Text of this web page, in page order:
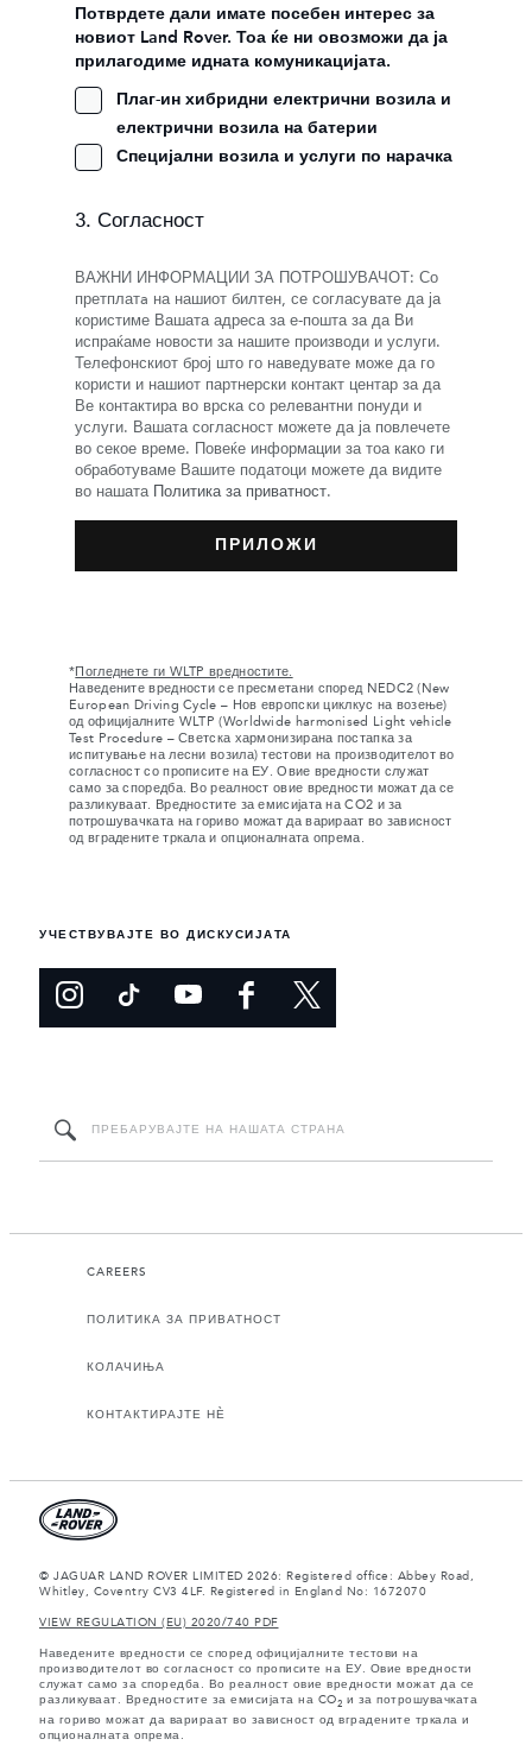
Потврдете дали имате посебен интерес за
новиот Land Rover. Тоа ќе ни овозможи да ја
прилагодиме идната комуникацијата.
Плаг-ин хибридни електрични возила и
електрични возила на батерии
Специјални возила и услуги по нарачка
3. Согласност
ВАЖНИ ИНФОРМАЦИИ ЗА ПОТРОШУВАЧОТ: Со
претплатa на нашиот билтен, се согласувате да ја
користиме Вашата адреса за е-пошта за да Ви
испраќаме новости за нашите производи и услуги.
Телефонскиот број што го наведувате може да го
користи и нашиот партнерски контакт центар за да
Ве контактира во врска со релевантни понуди и
услуги. Вашата согласност можете да ја повлечете
во секое време. Повеќе информации за тоа како ги
обработуваме Вашите податоци можете да видите
во нашата
Политика за приватност.
* Погледнете ги WLTP вредностите.
Наведените вредности се пресметани според NEDC2 (New
European Driving Cycle – Нов европски циклкус на возење)
од официјалните WLTP (Worldwide harmonised Light vehicle
Test Procedure – Светска хармонизирана постапка за
испитување на лесни возила) тестови на производителот во
согласност со прописите на ЕУ. Овие вредности служат
само за споредба. Во реалност овие вредности можат да се
разликуваат. Вредностите за емисијата на CO2 и за
потрошувачката на гориво можат да варираат во зависност
од вградените тркала и опционалната опрема.
УЧЕСТВУВАЈТЕ ВО ДИСКУСИЈАТА
CAREERS
ПОЛИТИКА ЗА ПРИВАТНОСТ
КОЛАЧИЊА
КОНТАКТИРАЈТЕ НЀ
© JAGUAR LAND ROVER LIMITED 2026: Registered office: Abbey Road,
Whitley, Coventry CV3 4LF. Registered in England No: 1672070
VIEW REGULATION (EU) 2020/740 PDF
Наведените вредности се според официјалните тестови на
производителот во согласност со прописите на ЕУ. Овие вредности
служат само за споредба. Во реалност овие вредности можат да се
разликуваат. Вредностите за емисијата на CO2 и за потрошувачката
на гориво можат да варираат во зависност од вградените тркала и
опционалната опрема.